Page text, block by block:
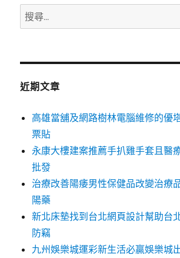
搜
尋
鍵
近期文章
高雄當舖及網路樹林電腦維修的優
票貼
永康大樓建案推薦手扒雞手套且醫
批發
治療改善陽痿男性保健品改變治療
陽藥
新北床墊找到台北網頁設計幫助台
防竊
九州娛樂城運彩新生活必贏娛樂城